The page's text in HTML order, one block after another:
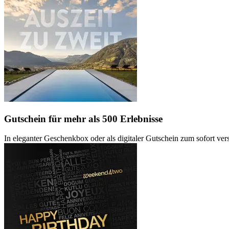
Gutschein für mehr als 500 Erlebnisse
In eleganter Geschenkbox oder als digitaler Gutschein zum sofort